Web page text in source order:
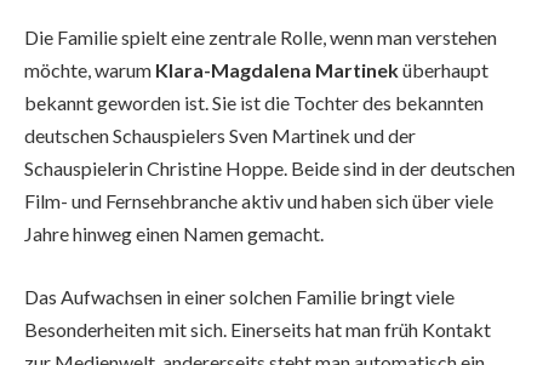
Die Familie spielt eine zentrale Rolle, wenn man verstehen
möchte, warum Klara-Magdalena Martineküberhaupt
bekannt geworden ist. Sie ist die Tochter des bekannten
deutschen Schauspielers Sven Martinek und der
Schauspielerin Christine Hoppe. Beide sind in der deutschen
Film- und Fernsehbranche aktiv und haben sich über viele
Jahre hinweg einen Namen gemacht.
Das Aufwachsen in einer solchen Familie bringt viele
Besonderheiten mit sich. Einerseits hat man früh Kontakt